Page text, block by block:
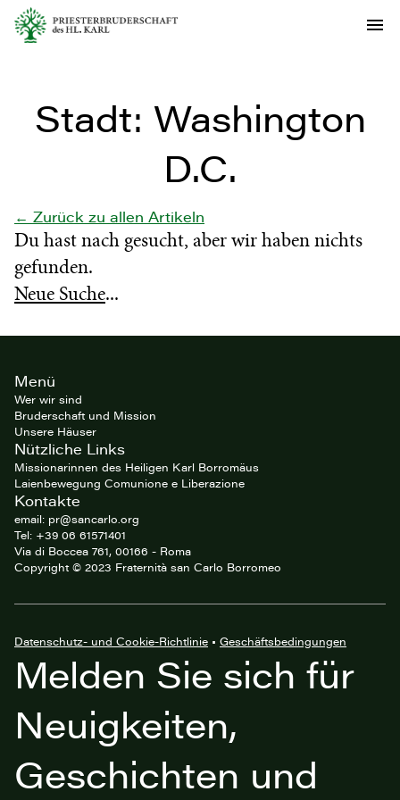
Stadt: Washington
D.C.
← Zurück zu allen Artikeln
Du hast nach gesucht, aber wir haben nichts
gefunden.
Neue Suche...
Site
footerMenü
Wer wir sind
Bruderschaft und Mission
Unsere Häuser
Nützliche Links
Missionarinnen des Heiligen Karl Borromäus
Laienbewegung Comunione e Liberazione
Kontakte
email: pr@sancarlo.org
Tel: +39 06 61571401
Via di Boccea 761, 00166 - Roma
Copyright © 2023 Fraternità san Carlo Borromeo
Datenschutz- und Cookie-Richtlinie • Geschäftsbedingungen
Melden Sie sich für
Neuigkeiten,
Geschichten und